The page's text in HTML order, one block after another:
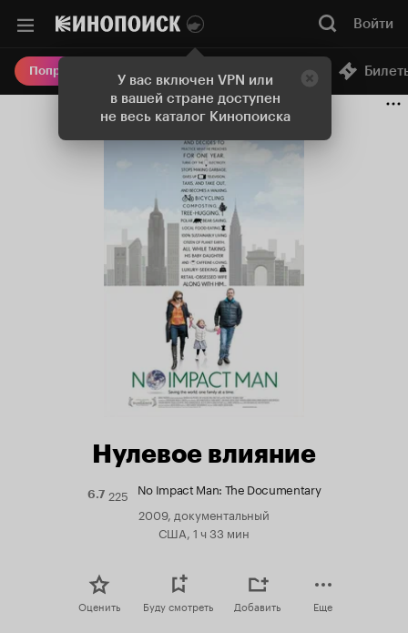
У вас включен VPN или
в вашей стране доступен
не весь каталог Кинопоиска
Войти
Попробовать Плюс Онлайн-кинотеатр
Нулевое влияние
6.7Рейтинг
Кинопоиска
225 No Impact Man: The Documentary
2009, документальный
США, 1 ч 33 мин
Оценить Буду смотреть Добавить Еще